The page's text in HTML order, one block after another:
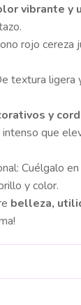
vibrante y
rojo cereza
textura ligera
y
que
Cuélgalo
y color.
belleza,